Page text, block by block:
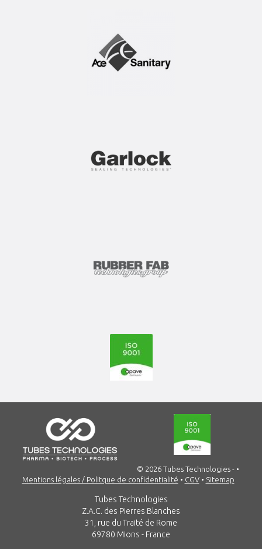
© 2026 Tubes Technologies - •
Mentions légales / Politque de confidentialité • CGV• Sitemap
Tubes Technologies
Z.A.C. des Pierres Blanches
31, rue du Traité de Rome
69780 Mions - France